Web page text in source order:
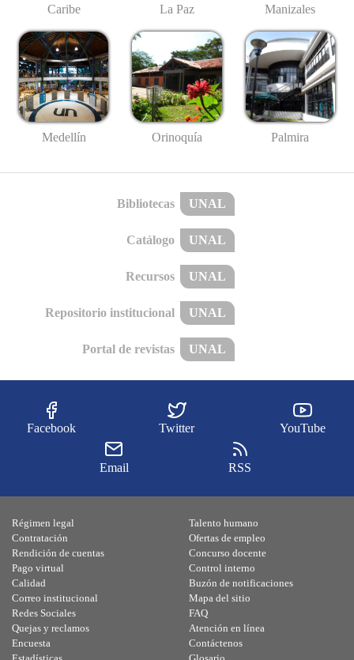
Caribe La Paz Manizales
Medellín Orinoquía Palmira
Bibliotecas UNAL
Catálogo UNAL
Recursos UNAL
Repositorio institucional UNAL
Portal de revistas UNAL
Facebook Twitter YouTube
Email RSS
Régimen legal
Contratación
Rendición de cuentas
Pago virtual
Calidad
Talento humano
Ofertas de empleo
Concurso docente
Control interno
Buzón de notificaciones
Correo institucional
Redes Sociales
Quejas y reclamos
Encuesta
Mapa del sitio
FAQ
Atención en línea
Contáctenos